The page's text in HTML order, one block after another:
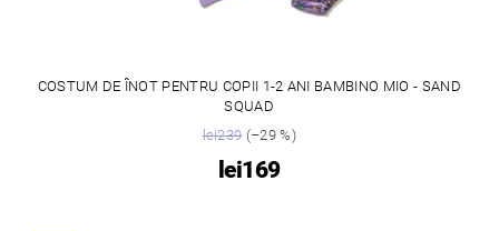
COSTUM DE ÎNOT PENTRU COPII 1-2 ANI BAMBINO MIO - SAND
SQUAD
lei239(–29 %)
lei169